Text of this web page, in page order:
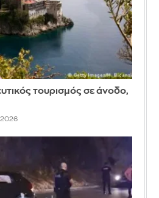
τουρισμός σε άνοδο,